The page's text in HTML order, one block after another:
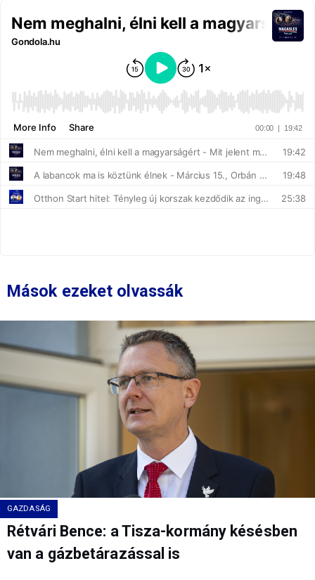
Mások ezeket olvassák
GAZDASÁG
Rétvári Bence: a Tisza-kormány késésben
van a gázbetárazással is